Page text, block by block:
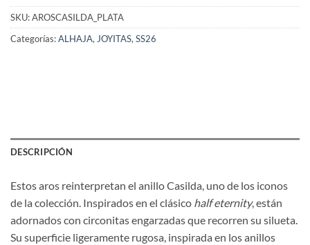
SKU:AROSCASILDA_PLATA
Categorías:ALHAJA,JOYITAS,SS26
DESCRIPCIÓN
Estos aros reinterpretan el anillo Casilda, uno de los iconos
de la colección. Inspirados en el clásico half eternity, están
adornados con circonitas engarzadas que recorren su silueta.
Su superficie ligeramente rugosa, inspirada en los anillos